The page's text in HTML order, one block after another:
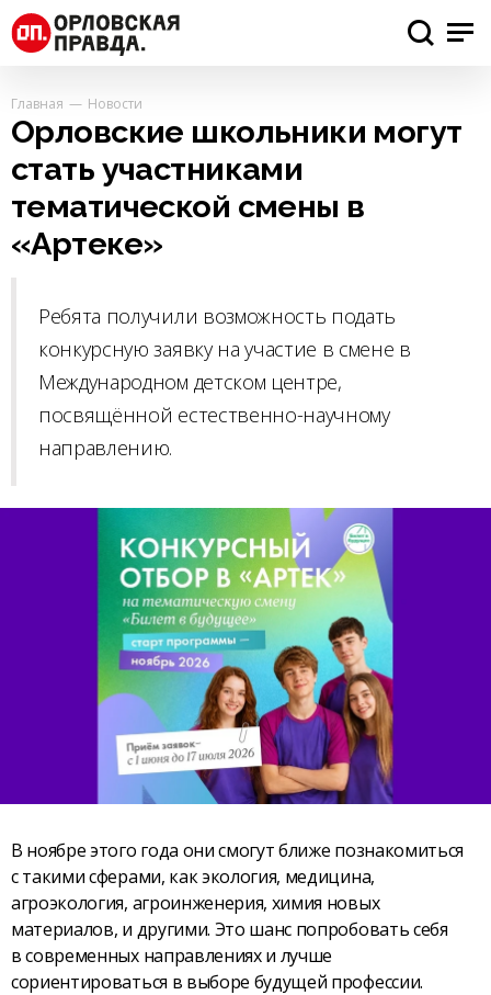
Главная Новости
Орловские школьники могут
стать участниками
тематической смены в
«Артеке»
Ребята получили возможность подать
конкурсную заявку на участие в смене в
Международном детском центре,
посвящённой естественно-научному
направлению.
В ноябре этого года они смогут ближе познакомиться
с такими сферами, как экология, медицина,
агроэкология, агроинженерия, химия новых
материалов, и другими. Это шанс попробовать себя
в современных направлениях и лучше
сориентироваться в выборе будущей профессии.